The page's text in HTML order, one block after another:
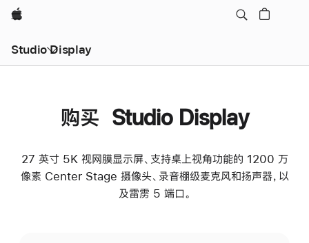
Apple
Studio Display
购买 Studio Display
27 英寸 5K 视网膜显示屏、支持桌上视角功能的 1200 万
像素 Center Stage 摄像头、录音棚级麦克风和扬声器，以
及雷雳 5 端口。